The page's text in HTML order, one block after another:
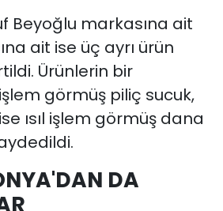
Beyoğlu markasına ait
ait ise üç ayrı ürün
Ürünlerin bir
görmüş piliç sucuk,
ısıl işlem görmüş dana
DA